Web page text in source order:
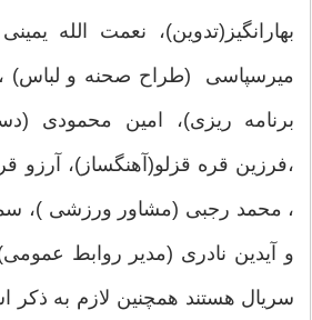
بهارانگیز(تدوین)، نعمت الله
میرسپاسی (طراح صحنه و لباس)
برنامه ریزی)، امین محمودی
،فرزین قره قزلو(آهنگساز)، آرزو
، محمد رجبی (مشاور ورزشی )،
و آیدین نادری (مدیر روابط
سریال هستند همچنین لازم به ذکر